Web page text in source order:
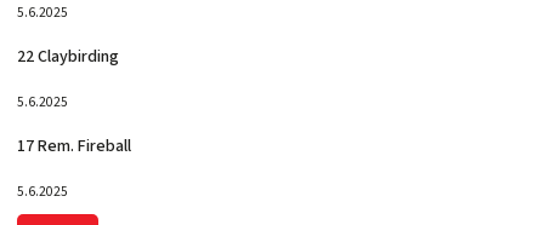
5.6.2025
22 Claybirding
5.6.2025
17 Rem. Fireball
5.6.2025